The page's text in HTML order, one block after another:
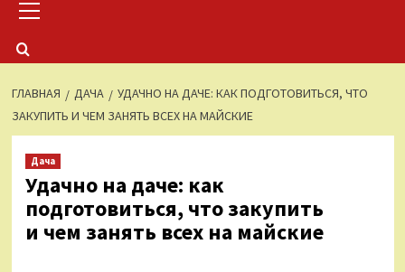
меню
ГЛАВНАЯ ДАЧА
УДАЧНО НА ДАЧЕ: КАК ПОДГОТОВИТЬСЯ, ЧТО
ЗАКУПИТЬ И ЧЕМ ЗАНЯТЬ ВСЕХ НА МАЙСКИЕ
Дача
Удачно на даче: как
подготовиться, что закупить
и чем занять всех на майские